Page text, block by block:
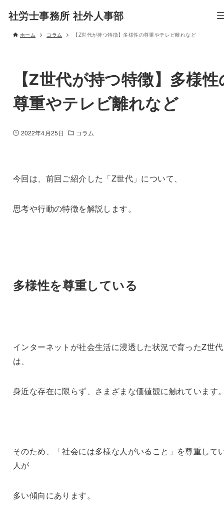
社労士事務所 社外人事部
ホーム コラム 【Z世代が持つ特徴】多様性の尊重やテレビ離れなど
【Z世代が持つ特徴】多様
尊重やテレビ離れなど
2022年4月25日 コラム
今回は、前回ご紹介した「Z世代」について、
思考や行動の特徴を解説します。
多様性を尊重している
インターネットが社会生活に浸透した状況で育ったZ世代
は、
身近な存在に限らず、さまざまな価値観に触れています
そのため、「社会には多様な人がいること」を尊重して
人が
多い傾向にあります。